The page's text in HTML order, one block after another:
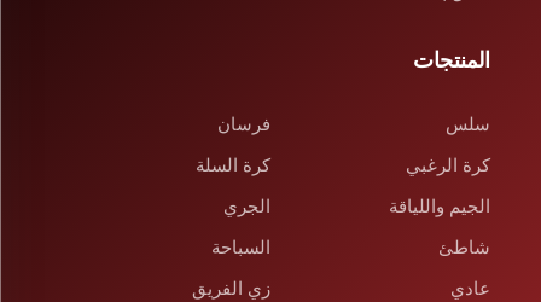
المنتجات
سلس
فرسان
كرة الرغبي
كرة السلة
الجيم واللياقة
الجري
شاطئ
السباحة
عادي
زي الفريق